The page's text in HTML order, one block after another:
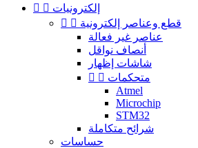
  إلكترونيات
  قطع وعناصر إلكترونية
عناصر غير فعالة
أنصاف نواقل
شاشات إظهار
  متحكمات
Atmel
Microchip
STM32
شرائح متكاملة
حساسات